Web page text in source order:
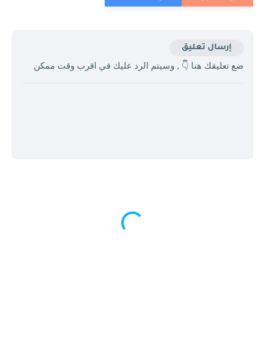
إرسال تعليق
ضع تعليقك هنا 👇 , وسيتم الرد عليك في اقرب وقت ممكن